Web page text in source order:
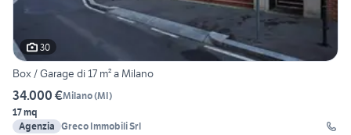
30
Box / Garage di 17 m² a Milano
34.000 €Milano(MI)
17 mq
Agenzia Greco Immobili Srl